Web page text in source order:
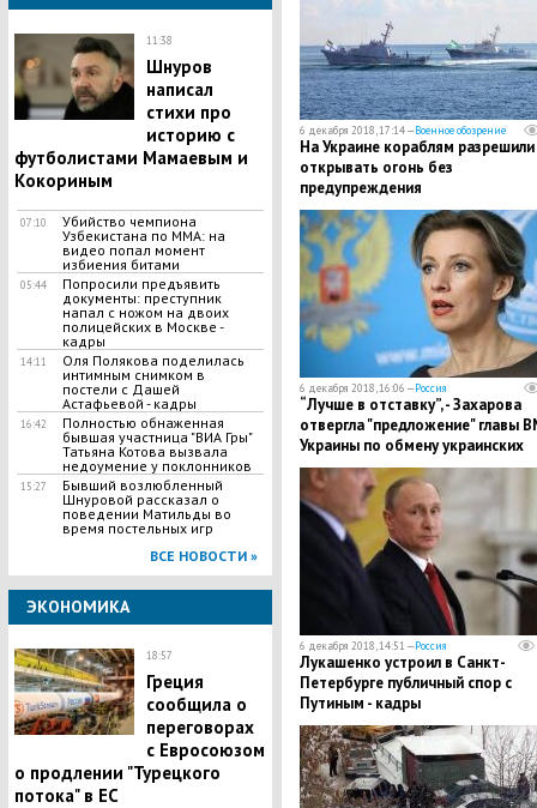
11:38
Шнуров
написал
стихи про
историю с
футболистами Мамаевым и
Кокориным
07:10
Убийство чемпиона
Узбекистана по MMA: на
видео попал момент
избиения битами
05:44
Попросили предъявить
документы: преступник
напал с ножом на двоих
полицейских в Москве -
кадры
14:11
Оля Полякова поделилась
интимным снимком в
постели с Дашей
Астафьевой - кадры
16:42
Полностью обнаженная
бывшая участница "ВИА Гры"
Татьяна Котова вызвала
недоумение у поклонников
15:27
Бывший возлюбленный
Шнуровой рассказал о
поведении Матильды во
время постельных игр
ВСЕ НОВОСТИ »
ЭКОНОМИКА
18:57
Греция
сообщила о
переговорах
с Евросоюзом
о продлении "Турецкого
потока" в ЕС
6 декабря 2018, 17:14 —Военное обозрение
На Украине кораблям разрешили
открывать огонь без
предупреждения
6 декабря 2018, 16:06 —Россия
​“Лучше в отставку”, - Захарова
отвергла "предложение" главы
Украины по обмену украинских
моряков
6 декабря 2018, 14:51 —Россия
Лукашенко устроил в Санкт-
Петербурге публичный спор с
Путиным - кадры